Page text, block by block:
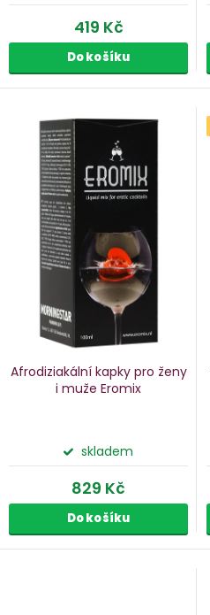
419 Kč
Do košíku
Afrodiziakální kapky pro ženy
i muže Eromix
skladem
829 Kč
Do košíku